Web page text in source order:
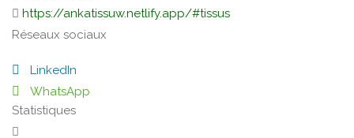
https://ankatissuw.netlify.app/#tissus
Réseaux sociaux
LinkedIn
WhatsApp
Statistiques